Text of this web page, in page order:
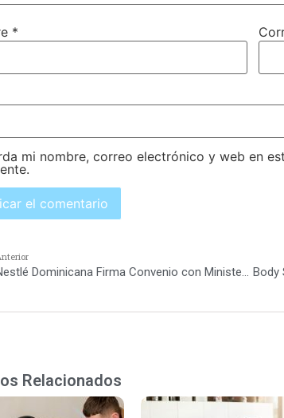
*
mi nombre, correo electrónico y web en
Nestlé Dominicana Firma Convenio con Ministerio de Educación
Relacionados